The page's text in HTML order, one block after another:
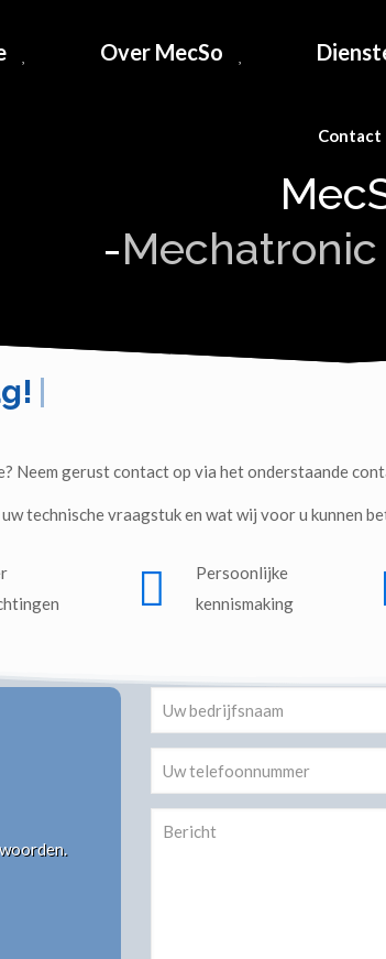
Over MecSo
Contact
-
Neem gerust contact op via het onderstaande
technische vraagstuk en wat wij voor u kunnen
Persoonlijke
kennismaking